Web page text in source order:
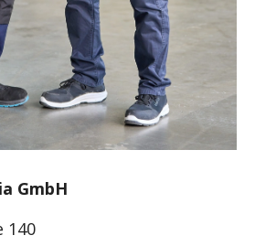
GmbH
140